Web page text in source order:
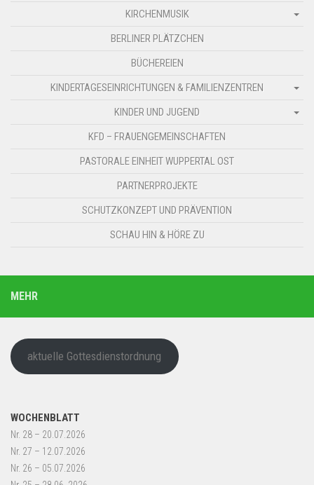
KIRCHENMUSIK
BERLINER PLÄTZCHEN
BÜCHEREIEN
KINDERTAGESEINRICHTUNGEN & FAMILIENZENTREN
KINDER UND JUGEND
KFD – FRAUENGEMEINSCHAFTEN
PASTORALE EINHEIT WUPPERTAL OST
PARTNERPROJEKTE
SCHUTZKONZEPT UND PRÄVENTION
SCHAU HIN & HÖRE ZU
MEHR
aktuelle Gottesdienstordnung
WOCHENBLATT
Nr. 28 – 20.07.2026
Nr. 27 – 12.07.2026
Nr. 26 – 05.07.2026